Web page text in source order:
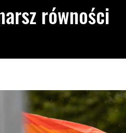
równości
równości 2025 – zobacz daty i